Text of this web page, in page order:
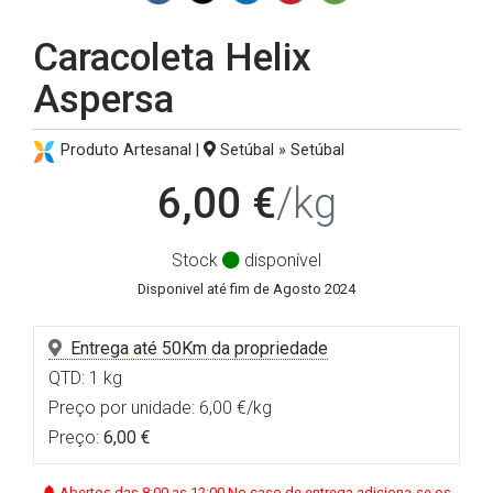
Caracoleta Helix
Aspersa
Produto Artesanal | Setúbal » Setúbal
6,00 €/kg
Stock disponível
Disponivel até fim de Agosto 2024
Entrega até 50Km da propriedade
QTD: 1 kg
Preço por unidade: 6,00 €/kg
Preço: 6,00 €